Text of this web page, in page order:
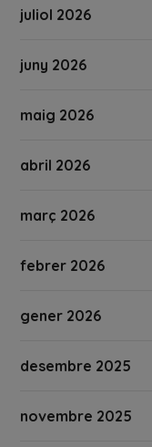
juliol 2026
juny 2026
maig 2026
abril 2026
març 2026
febrer 2026
gener 2026
desembre 2025
novembre 2025